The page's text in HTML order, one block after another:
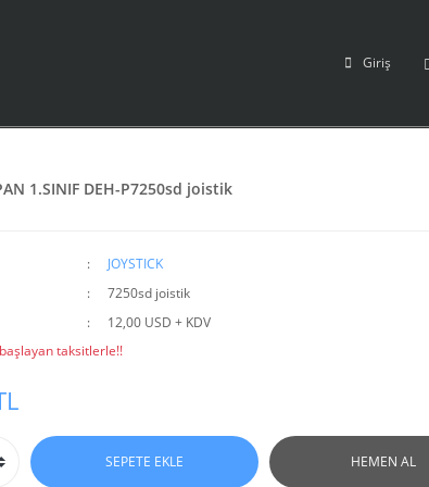
Giriş
1.SINIF DEH-P7250sd joistik
JOYSTICK
7250sd joistik
12,00 USD + KDV
taksitlerle!!
SEPETE EKLE HEMEN AL